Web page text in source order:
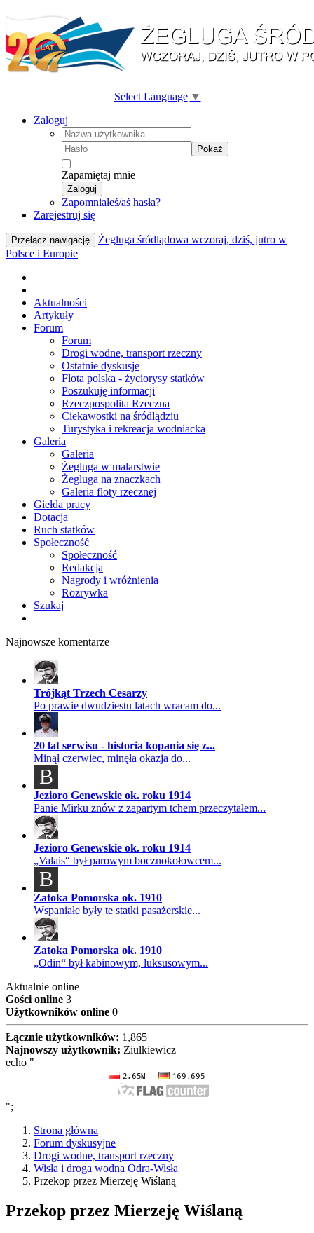
Select Language ▼
Zaloguj
Pokaż
Zapamiętaj mnie
Zaloguj
Zapomniałeś/aś hasła?
Zarejestruj się
Przełącz nawigację
Żegluga śródlądowa wczoraj, dziś, jutro w
Polsce i Europie
Aktualności
Artykuły
Forum
Forum
Drogi wodne, transport rzeczny
Ostatnie dyskusje
Flota polska - życiorysy statków
Poszukuję informacji
Rzeczpospolita Rzeczna
Ciekawostki na śródlądziu
Turystyka i rekreacja wodniacka
Galeria
Galeria
Żegluga w malarstwie
Żegluga na znaczkach
Galeria floty rzecznej
Giełda pracy
Dotacja
Ruch statków
Społeczność
Społeczność
Redakcja
Nagrody i wróżnienia
Rozrywka
Szukaj
Najnowsze komentarze
Trójkąt Trzech Cesarzy
Po prawie dwudziestu latach wracam do...
20 lat serwisu - historia kopania się z...
Minął czerwiec, minęła okazja do...
B
Jezioro Genewskie ok. roku 1914
Panie Mirku znów z zapartym tchem przeczytałem...
Jezioro Genewskie ok. roku 1914
„Valais“ był parowym bocznokołowcem...
B
Zatoka Pomorska ok. 1910
Wspaniałe były te statki pasażerskie...
Zatoka Pomorska ok. 1910
„Odin“ był kabinowym, luksusowym...
Aktualnie online
Gości online 3
Użytkowników online 0
Łącznie użytkowników: 1,865
Najnowszy użytkownik: Ziulkiewicz
echo "
";
Strona główna
Forum dyskusyjne
Drogi wodne, transport rzeczny
Wisła i droga wodna Odra-Wisła
Przekop przez Mierzeję Wiślaną
Przekop przez Mierzeję Wiślaną